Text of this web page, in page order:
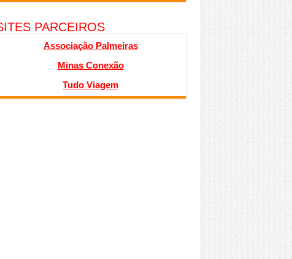
PARCEIROS
Associação Palmeiras
Minas Conexão
Tudo Viagem